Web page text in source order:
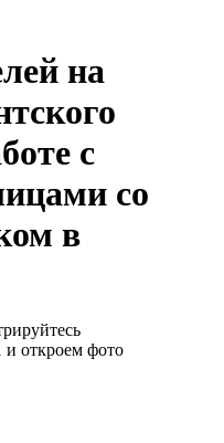
на
с
со
в
и откроем фото